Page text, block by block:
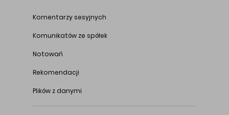
Komentarzy sesyjnych
Komunikatów ze spółek
Notowań
Rekomendacji
Plików z danymi